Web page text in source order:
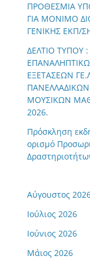
ΠΡΟΘΕΣΜΙΑ
ΓΙΑ ΜΟΝΙΜΟ
ΓΕΝΙΚΗΣ ΕΚΠ/
ΔΕΛΤΙΟ ΤΥΠΟΥ
ΕΞΕΤΑΣΕΩΝ
ΜΟΥΣΙΚΩΝ
2026.
Πρόσκληση
ορισμό
Αύγουστος
Ιούλιος 2026
Ιούνιος 2026
Μάιος 2026